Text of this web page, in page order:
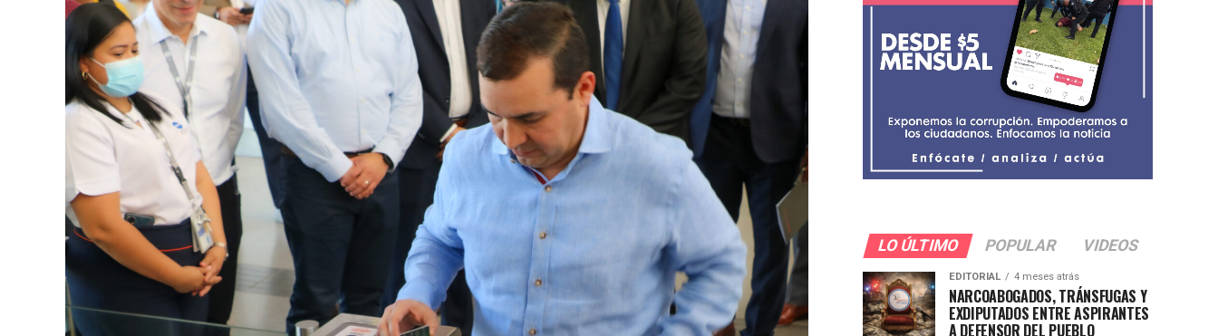
LO ÚLTIMO POPULAR VIDEOS
EDITORIAL 4 meses atrás
NARCOABOGADOS, TRÁNSFUGAS Y
EXDIPUTADOS ENTRE ASPIRANTES
A DEFENSOR DEL PUEBLO